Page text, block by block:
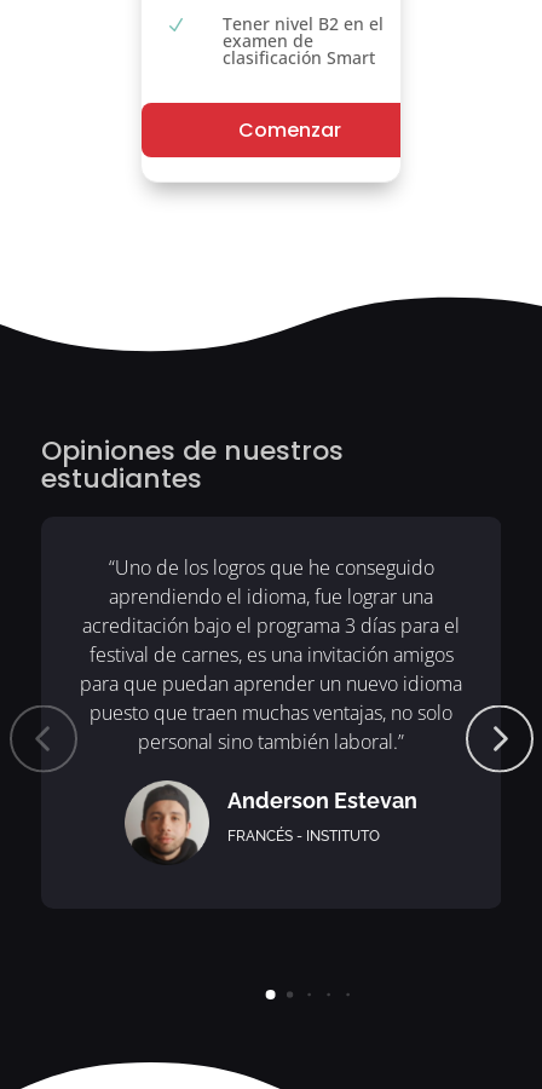
N Tener nivel B2 en el
examen de
clasificación Smart
Comenzar
Opiniones de nuestros
estudiantes
“Uno de los logros que he conseguido
aprendiendo el idioma, fue lograr una
acreditación bajo el programa 3 días para el
festival de carnes, es una invitación amigos
para que puedan aprender un nuevo idioma
puesto que traen muchas ventajas, no solo
personal sino también laboral.”
Anderson Estevan
FRANCÉS - INSTITUTO